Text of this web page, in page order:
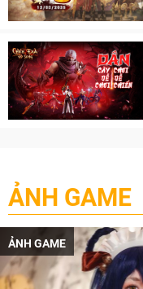
ẢNH GAME
ẢNH GAME